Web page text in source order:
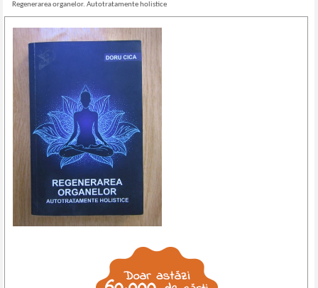
Regenerarea organelor. Autotratamente holistice